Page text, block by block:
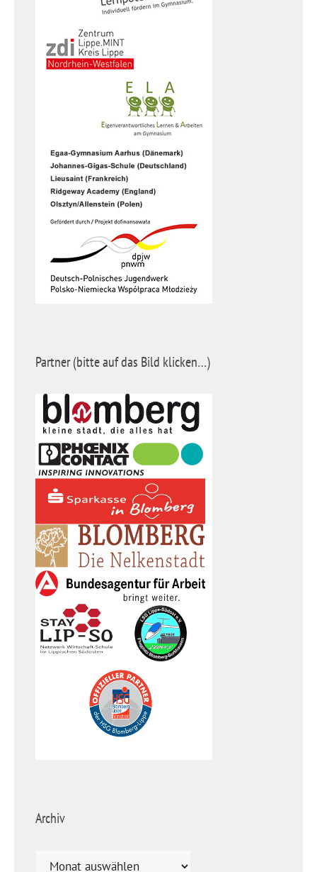
Partner (bitte auf das Bild klicken…)
Archiv